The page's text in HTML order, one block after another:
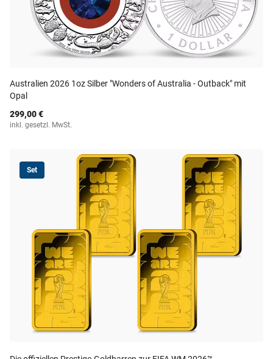
Australien 2026 1oz Silber "Wonders of Australia - Outback" mit
Opal
299,00 €
inkl. gesetzl. MwSt.
Set